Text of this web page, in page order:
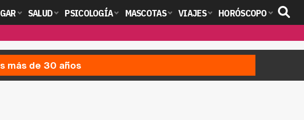
SALUD PSICOLOGÍA MASCOTAS VIAJES HORÓSCOPO
más de 30 años